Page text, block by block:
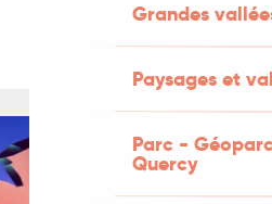
Grandes
Paysages et
Parc -
Quercy
+1 PHOTO